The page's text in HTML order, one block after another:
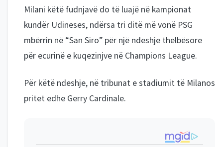
Milani këtë fudnjavë do të luajë në kampionat
kundër Udineses, ndërsa tri ditë më vonë PSG
mbërrin në “San Siro” për një ndeshje thelbësore
për ecurinë e kuqezinjve në Champions League.
Për këtë ndeshje, në tribunat e stadiumit të Milanos
pritet edhe Gerry Cardinale.